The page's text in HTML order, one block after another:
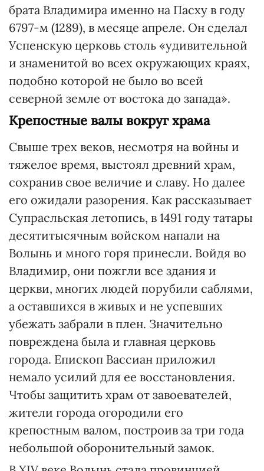
брата Владимира именно на Пасху в году
6797-м (1289), в месяце апреле. Он сделал
Успенскую церковь столь «удивительной
и знаменитой во всех окружающих краях,
подобно которой не было во всей
северной земле от востока до запада».
Крепостные валы вокруг храма
Свыше трех веков, несмотря на войны и
тяжелое время, выстоял древний храм,
сохранив свое величие и славу. Но далее
его ожидали разорения. Как рассказывает
Супрасльская летопись, в 1491 году татары
десятитысячным войском напали на
Волынь и много горя принесли. Войдя во
Владимир, они пожгли все здания и
церкви, многих людей порубили саблями,
а оставшихся в живых и не успевших
убежать забрали в плен. Значительно
повреждена была и главная церковь
города. Епископ Вассиан приложил
немало усилий для ее восстановления.
Чтобы защитить храм от завоевателей,
жители города огородили его
крепостным валом, построив за три года
небольшой оборонительный замок.